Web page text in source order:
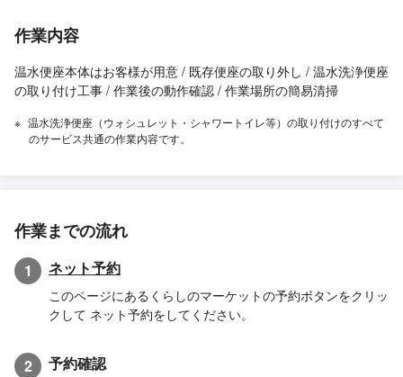
作業内容
温水便座本体はお客様が用意 / 既存便座の取り外し / 温水洗浄便座
の取り付け工事 / 作業後の動作確認 / 作業場所の簡易清掃
温水洗浄便座（ウォシュレット・シャワートイレ等）の取り付けのすべて
のサービス共通の作業内容です。
作業までの流れ
1 ネット予約
このページにあるくらしのマーケットの予約ボタンをクリッ
クして ネット予約をしてください。
2 予約確認